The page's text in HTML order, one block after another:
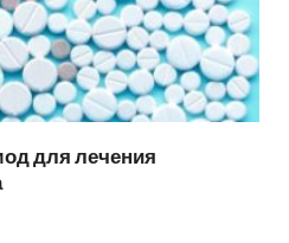
для лечения